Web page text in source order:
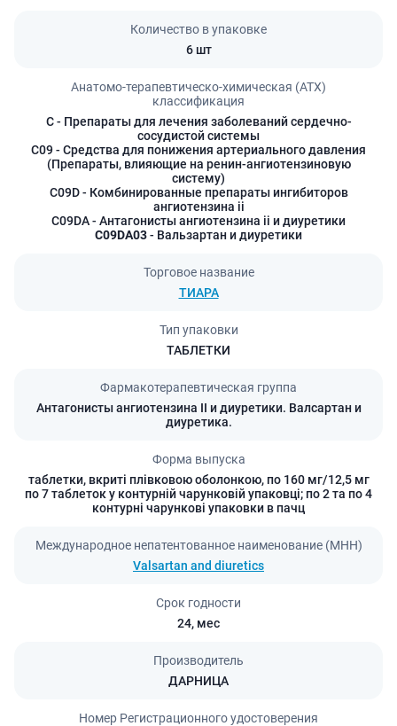
Количество в упаковке
6 шт
Анатомо-терапевтическо-химическая (АТХ)
классификация
C- Препараты для лечения заболеваний сердечно-
сосудистой системы
C09- Средства для понижения артериального давления
(Препараты, влияющие на ренин-ангиотензиновую
систему)
C09D- Комбинированные препараты ингибиторов
ангиотензина ii
C09DA- Антагонисты ангиотензина ii и диуретики
C09DA03- Вальзартан и диуретики
Торговое название
ТИАРА
Тип упаковки
ТАБЛЕТКИ
Фармакотерапевтическая группа
Антагонисты ангиотензина II и диуретики. Валсартан и
диуретика.
Форма выпуска
таблетки, вкриті плівковою оболонкою, по 160 мг/12,5 мг
по 7 таблеток у контурній чарунковій упаковці; по 2 та по 4
контурні чарункові упаковки в пачц
Международное непатентованное наименование (МНН)
Valsartan and diuretics
Срок годности
24, мес
Производитель
ДАРНИЦА
Номер Регистрационного удостоверения